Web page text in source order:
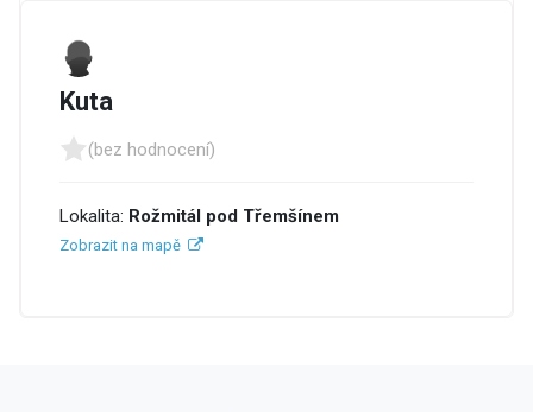
Kuta
(bez hodnocení)
Lokalita: Rožmitál pod Třemšínem
Zobrazit na mapě